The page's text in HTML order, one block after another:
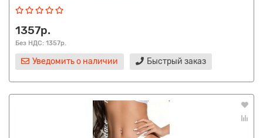
1357р.
Без НДС: 1357р.
Уведомить о наличии Быстрый заказ